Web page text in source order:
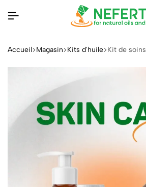
Accueil Magasin Kits d'huile Kit de